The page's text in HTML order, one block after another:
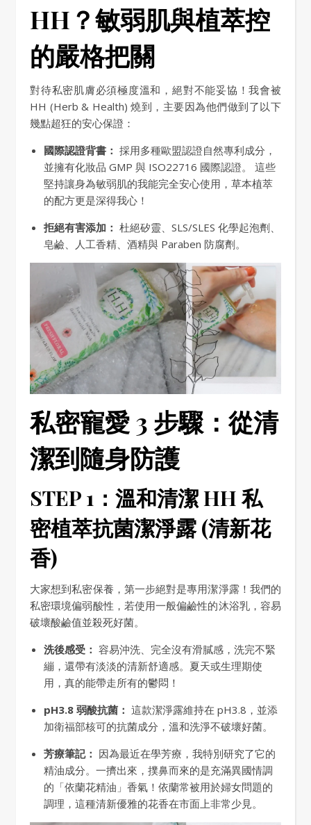
HH？敏弱肌與植萃控
的嚴格把關
對待私密肌膚必須極度溫和，絕對不能妥協！我會被
HH (Herb & Health) 燒到，主要因為他們做到了以下
幾點超狂的安心保證：
國際認證背書： 採用多種歐盟認證自然專利成分，
並擁有化妝品 GMP 與 ISO22716 國際認證。 這些
堅持讓身為敏弱肌的我能完全安心使用，草本植萃
的配方更是深得我心！
拒絕有害添加： 杜絕矽靈、SLS/SLES 化學起泡劑、
皂鹼、人工香精、酒精與 Paraben 防腐劑。
私密寵愛 3 步驟：從清
潔到隨身防護
STEP 1：溫和清潔 HH 私
密植萃抗菌潔淨露 (清新花
香)
大家想到私密保養，第一步絕對是專用潔淨露！我們的
私密環境偏弱酸性，若使用一般偏鹼性的沐浴乳，容易
破壞酸鹼值並殺死好菌。
洗後感受： 容易沖洗、完全沒有滑膩感，洗完不緊
繃，還帶有淡淡的清新舒適感。夏天或生理期使
用，真的能帶走所有的鬱悶！
pH3.8 弱酸抗菌： 這款潔淨露維持在 pH3.8，並添
加衛福部核可的抗菌成分，溫和洗淨不破壞好菌。
芳療筆記： 因為最近在學芳療，我特別研究了它的
精油成分。一擠出來，撲鼻而來的是充滿異國情調
的「依蘭花精油」香氣！依蘭常被用於婦女問題的
調理，這種清新優雅的花香在市面上非常少見。